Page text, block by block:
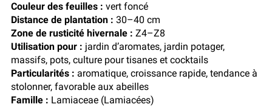
Couleur des feuilles : vert foncé
Distance de plantation : 30–40 cm
Zone de rusticité hivernale : Z4–Z8
Utilisation pour : jardin d’aromates, jardin potager,
massifs, pots, culture pour tisanes et cocktails
Particularités : aromatique, croissance rapide, tendance à
stolonner, favorable aux abeilles
Famille : Lamiaceae (Lamiacées)